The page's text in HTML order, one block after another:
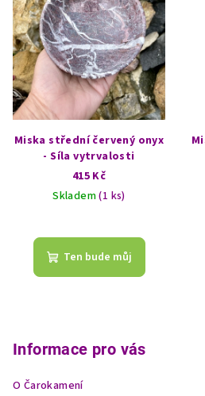
Miska střední červený onyx
- Síla vytrvalosti
415 Kč
Skladem(1 ks)
Ten bude můj
Informace pro vás
O Čarokamení